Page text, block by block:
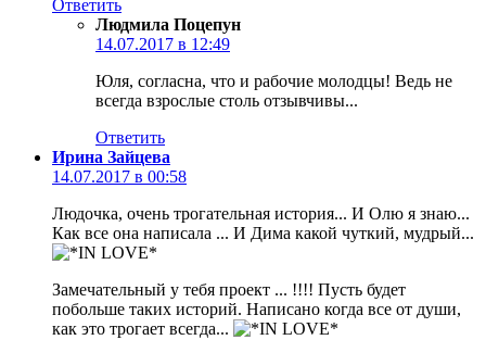
Ответить
Людмила Поцепун
14.07.2017 в 12:49
Юля, согласна, что и рабочие молодцы! Ведь не
всегда взрослые столь отзывчивы...
Ответить
Ирина Зайцева
14.07.2017 в 00:58
Людочка, очень трогательная история... И Олю я знаю...
Как все она написала ... И Дима какой чуткий, мудрый...
Замечательный у тебя проект ... !!!! Пусть будет
побольше таких историй. Написано когда все от души,
как это трогает всегда...